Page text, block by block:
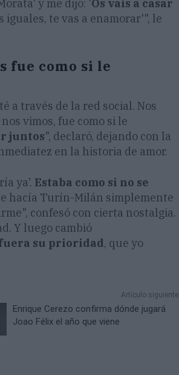
y me dijo: 'Os vais a casar
iguales, te vas a enamorar'", le
fue como si le
a través de la red social. Nos
vimos, fue como si le
juntos", declaró, dejando con la
en la historia de amor.
ya'. Estaba como si no se
hacía Turín-Milán simplemente
confesó con cierta nostalgia.
Y luego cambió
su prioridad, que yo
Artículo siguiente
Enrique Cerezo confirma dónde jugará
Joao Félix el año que viene